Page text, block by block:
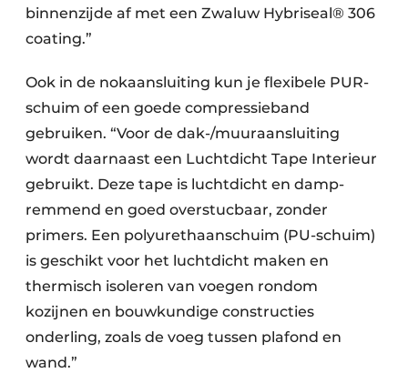
binnenzijde af met een Zwaluw Hybriseal® 306
coating.”
Ook in de nokaansluiting kun je flexibele PUR-
schuim of een goede compressieband
gebruiken. “Voor de dak-/muuraansluiting
wordt daarnaast een Luchtdicht Tape Interieur
gebruikt. Deze tape is luchtdicht en damp-
remmend en goed overstucbaar, zonder
primers. Een polyurethaanschuim (PU-schuim)
is geschikt voor het luchtdicht maken en
thermisch isoleren van voegen rondom
kozijnen en bouwkundige constructies
onderling, zoals de voeg tussen plafond en
wand.”